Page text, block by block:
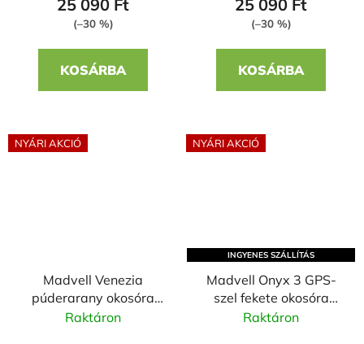
25 090 Ft
(–30 %)
KOSÁRBA
25 090 Ft
(–30 %)
KOSÁRBA
NYÁRI AKCIÓ
Madvell Venezia
púderarany okosóra
Bordó szilikon szíjjal
Raktáron
NYÁRI AKCIÓ
INGYENES SZÁLLÍTÁS
Madvell Onyx 3 GPS-
szel fekete okosóra
milánói szíjjal + szilikon
Raktáron